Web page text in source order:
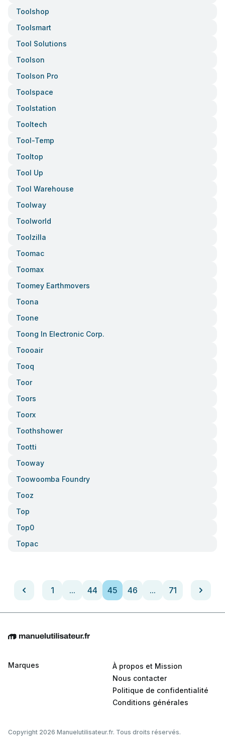
Toolshop
Toolsmart
Tool Solutions
Toolson
Toolson Pro
Toolspace
Toolstation
Tooltech
Tool-Temp
Tooltop
Tool Up
Tool Warehouse
Toolway
Toolworld
Toolzilla
Toomac
Toomax
Toomey Earthmovers
Toona
Toone
Toong In Electronic Corp.
Toooair
Tooq
Toor
Toors
Toorx
Toothshower
Tootti
Tooway
Toowoomba Foundry
Tooz
Top
Top0
Topac
1 ... 44 45 46 ... 71
Marques
À propos et Mission
Nous contacter
Politique de confidentialité
Conditions générales
Copyright 2026 Manuelutilisateur.fr. Tous droits réservés.